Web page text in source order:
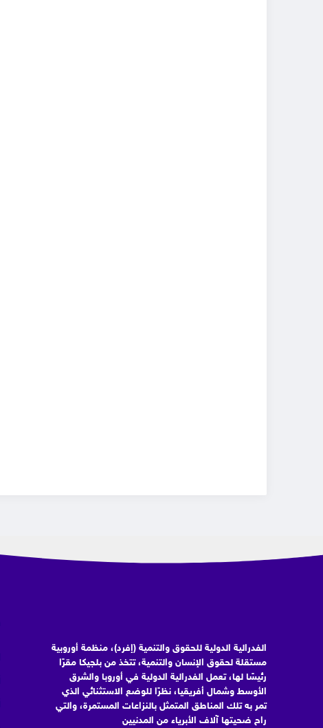
الفدرالية الدولية للحقوق والتنمية (إفرد)، منظمة أوروبية
مستقلة لحقوق الإنسان والتنمية، تتخذ من بلجيكا مقرًا
رئيسًا لها، تعمل الفدرالية الدولية في أوروبا والشرق
الأوسط وشمال أفريقيا، نظرًا للوضع الاستثنائي الذي
تمر به تلك المناطق المتمثل بالنزاعات المستمرة، والتي
راح ضحيتها آلاف الأبرياء من المدنيين